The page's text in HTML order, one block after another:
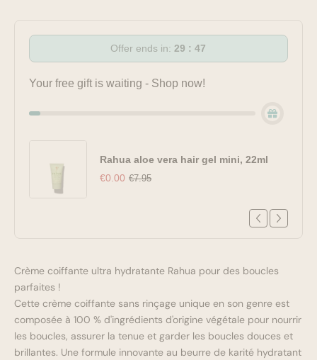
Offer ends in:29 : 47
Your free gift is waiting - Shop now!
Rahua aloe vera hair gel mini, 22ml
€0.00 €7.95
Crème coiffante ultra hydratante Rahua pour des boucles
parfaites !
Cette crème coiffante sans rinçage unique en son genre est
composée à 100 % d'ingrédients d'origine végétale pour nourrir
les boucles, assurer la tenue et garder les boucles douces et
brillantes. Une formule innovante au beurre de karité hydratant